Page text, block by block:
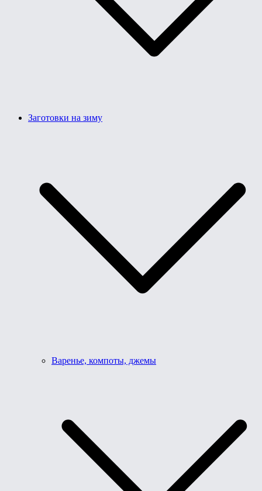
Заготовки на зиму
Варенье, компоты, джемы